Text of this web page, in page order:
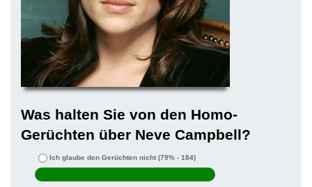
Was halten Sie von den Homo-
Gerüchten über Neve Campbell?
Ich glaube den Gerüchten nicht(79% - 184)